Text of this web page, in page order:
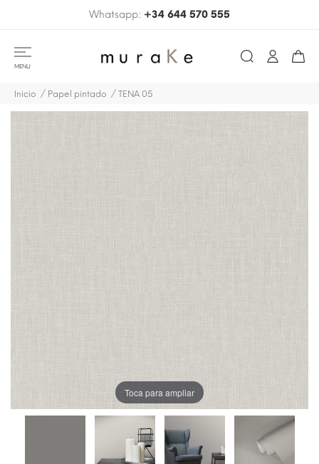
Whatsapp: +34 644 570 555
MENU
Inicio Papel pintado TENA 05
Toca para ampliar